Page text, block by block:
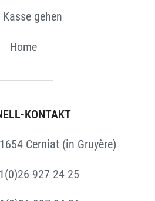
Kasse gehen
Home
KONTAKT
Cerniat (in Gruyère)
927 24 25